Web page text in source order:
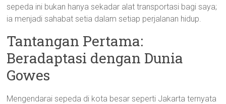
sepeda ini bukan hanya sekadar alat transportasi bagi saya;
ia menjadi sahabat setia dalam setiap perjalanan hidup.
Tantangan Pertama:
Beradaptasi dengan Dunia
Gowes
Mengendarai sepeda di kota besar seperti Jakarta ternyata